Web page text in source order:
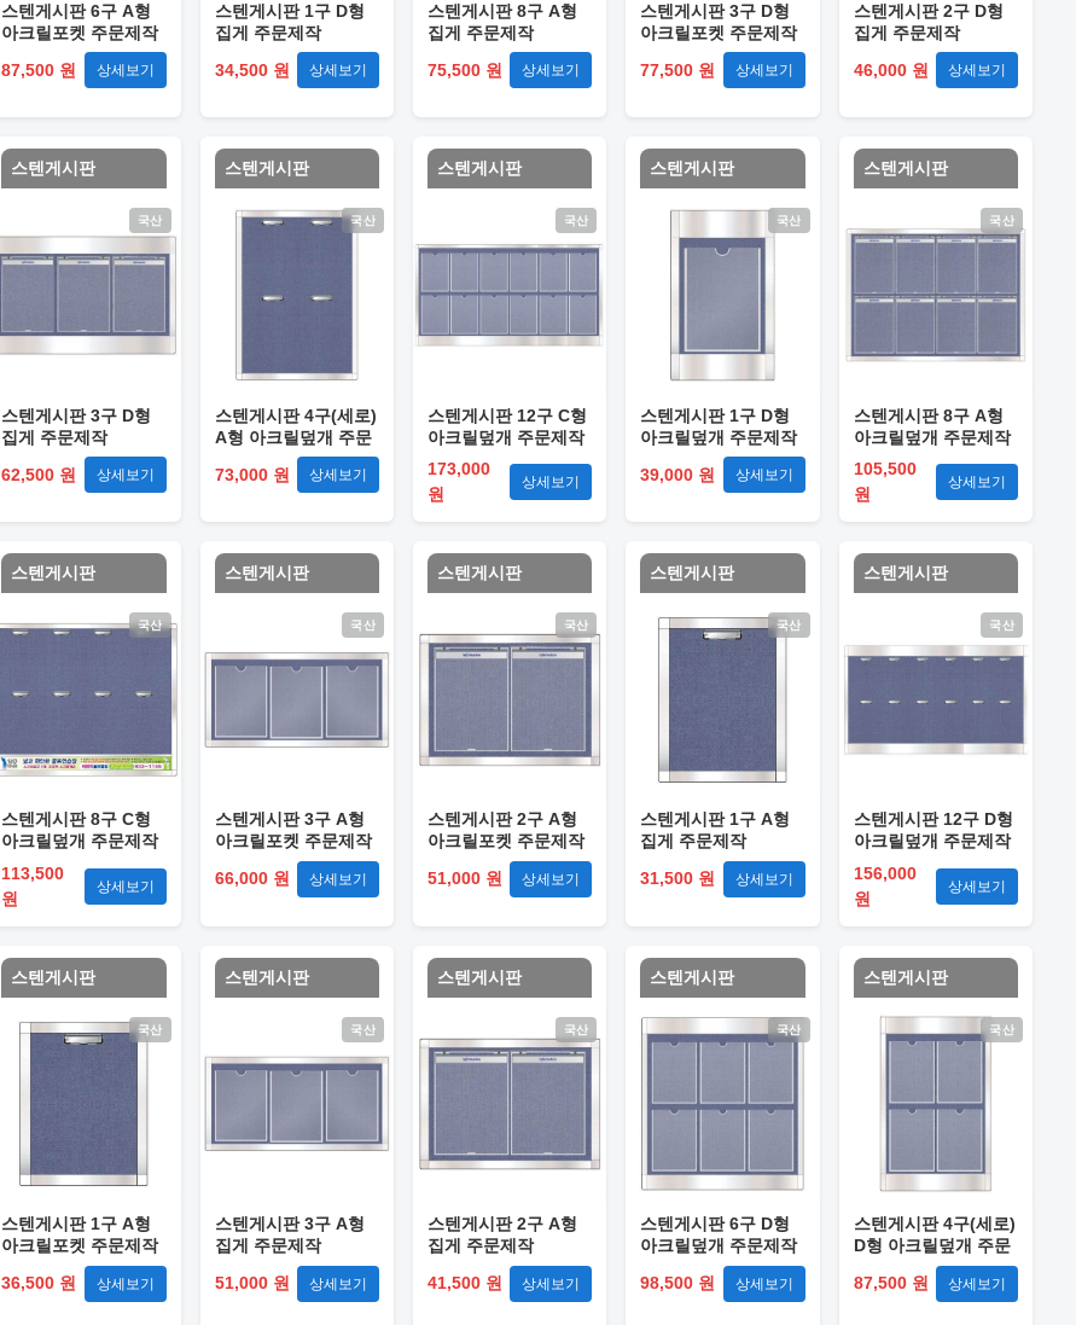
스텐게시판 6구 A형
아크릴포켓 주문제작
87,500 원
상세보기
스텐게시판 1구 D형
집게 주문제작
34,500 원
상세보기
스텐게시판 8구 A형
집게 주문제작
75,500 원
상세보기
스텐게시판 3구 D형
아크릴포켓 주문제작
77,500 원
상세보기
스텐게시판 2구 D형
집게 주문제작
46,000 원
상세보기
스텐게시판
국산
스텐게시판 3구 D형
집게 주문제작
62,500 원
상세보기
스텐게시판
국산
스텐게시판 4구(세로)
A형 아크릴덮개 주문
73,000 원
상세보기
스텐게시판
국산
스텐게시판 12구 C형
아크릴덮개 주문제작
173,000
원
상세보기
스텐게시판
국산
스텐게시판 1구 D형
아크릴덮개 주문제작
39,000 원
상세보기
스텐게시판
국산
스텐게시판 8구 A형
아크릴덮개 주문제작
105,500
원
상세보기
스텐게시판
국산
스텐게시판 8구 C형
아크릴덮개 주문제작
113,500
원
상세보기
스텐게시판
국산
스텐게시판 3구 A형
아크릴포켓 주문제작
66,000 원
상세보기
스텐게시판
국산
스텐게시판 2구 A형
아크릴포켓 주문제작
51,000 원
상세보기
스텐게시판
국산
스텐게시판 1구 A형
집게 주문제작
31,500 원
상세보기
스텐게시판
국산
스텐게시판 12구 D형
아크릴덮개 주문제작
156,000
원
상세보기
스텐게시판
국산
스텐게시판 1구 A형
아크릴포켓 주문제작
36,500 원
상세보기
스텐게시판
국산
스텐게시판 3구 A형
집게 주문제작
51,000 원
상세보기
스텐게시판
국산
스텐게시판 2구 A형
집게 주문제작
41,500 원
상세보기
스텐게시판
국산
스텐게시판 6구 D형
아크릴덮개 주문제작
98,500 원
상세보기
스텐게시판
국산
스텐게시판 4구(세로)
D형 아크릴덮개 주문
87,500 원
상세보기